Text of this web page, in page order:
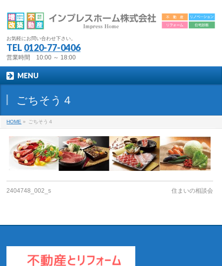
お気軽にお問い合わせ下さい。
TEL 0120-77-0406
営業時間 10:00 ～ 18:00
MENU
ごちそう４
HOME » ごちそう４
2404748_002_s 住まいの相談会